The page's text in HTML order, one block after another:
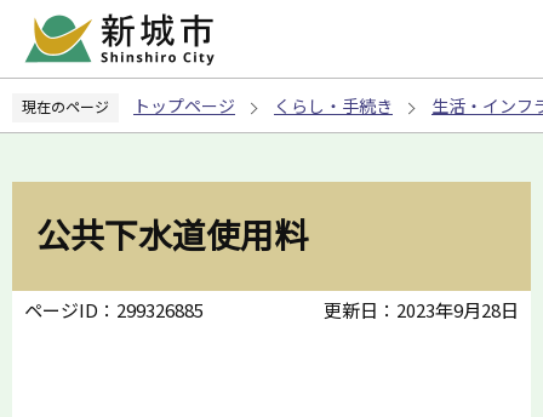
ペ
の
現在のページ トップページ くらし・手続き 生活・インフ
公共下水道使用料
ページID：299326885 更新日：2023年9月28日